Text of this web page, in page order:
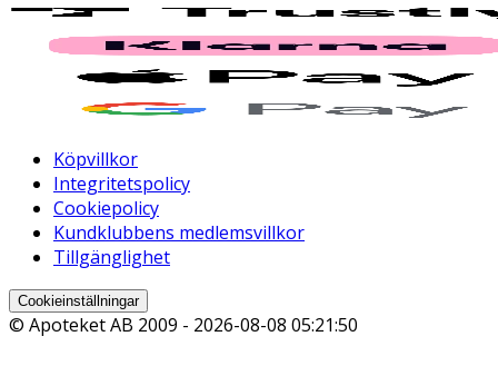
Köpvillkor
Integritetspolicy
Cookiepolicy
Kundklubbens medlemsvillkor
Tillgänglighet
Cookieinställningar
© Apoteket AB 2009 - 2026-08-08 05:21:50